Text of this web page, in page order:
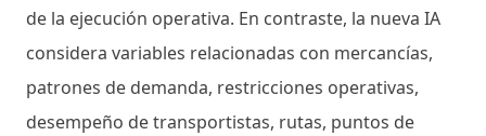
de la ejecución operativa. En contraste, la nueva IA
considera variables relacionadas con mercancías,
patrones de demanda, restricciones operativas,
desempeño de transportistas, rutas, puntos de